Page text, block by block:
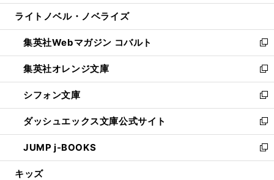
開
ウ
開
く
ン
ウ
で
開
く
ウ
ン
ド
ウ
で
開
く
し
ウ
ィ
ン
ド
ウ
で
開
く
ライトノベル・ノベライズ
集英社Webマガジン コバルト
新
し
い
ウ
ィ
ン
ド
ウ
で
開
集英社オレンジ文庫
新
し
い
ウ
ィ
ン
ド
ウ
シフォン文庫
新
し
い
ウ
ィ
ン
ダッシュエックス文庫公式サイト
新
し
い
ウ
JUMP j-BOOKS
新
し
キッズ